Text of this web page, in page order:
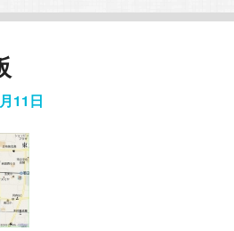
11日